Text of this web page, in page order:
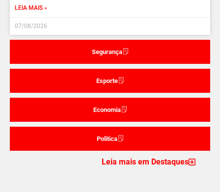
Segurança
Esporte
Economia
Politica
LEIA MAIS »
07/08/2026
Leia mais em Destaques